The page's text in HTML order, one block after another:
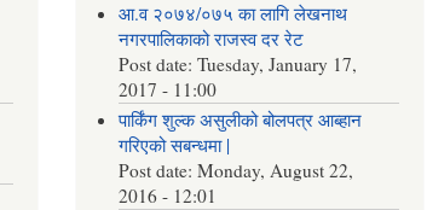
आ.व २०७४/०७५ का लागि लेखनाथ
नगरपालिकाको राजस्व दर रेट
Post date:Tuesday, January 17,
2017 - 11:00
पार्किंग शुल्क असुलीको बोलपत्र आब्हान
गरिएको सबन्धमा |
Post date:Monday, August 22,
2016 - 12:01